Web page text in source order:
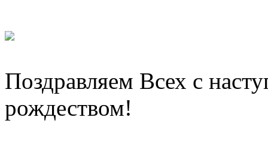
Поздравляем Всех с
рождеством!